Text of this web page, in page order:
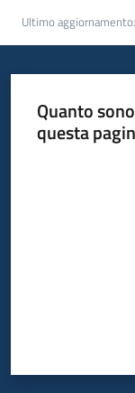
Ultimo aggiornamento:
Quanto
questa